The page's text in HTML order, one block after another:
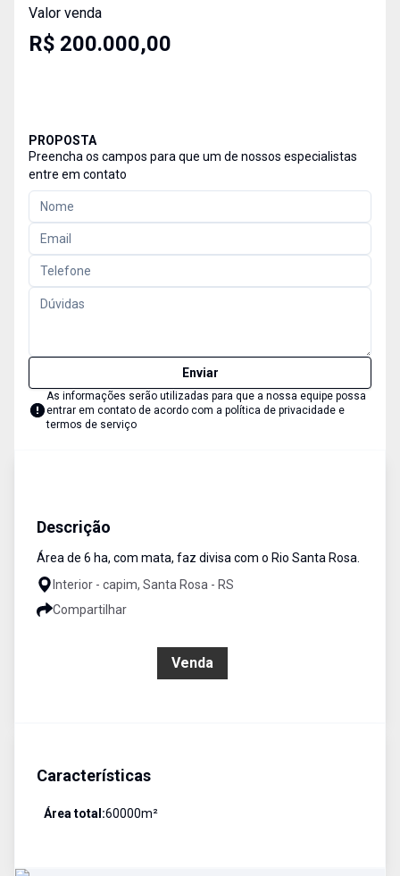
Valor venda
R$ 200.000,00
PROPOSTA
Preencha os campos para que um de nossos especialistas
entre em contato
Enviar
As informações serão utilizadas para que a nossa equipe possa
entrar em contato de acordo com a política de privacidade e
termos de serviço
Descrição
Área de 6 ha, com mata, faz divisa com o Rio Santa Rosa.
Interior - capim, Santa Rosa - RS
Compartilhar
Venda
Características
Área total:60000m²